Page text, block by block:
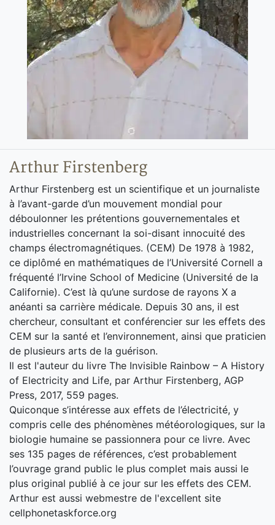
Arthur Firstenberg
Arthur Firstenberg est un scientifique et un journaliste
à l’avant-garde d’un mouvement mondial pour
déboulonner les prétentions gouvernementales et
industrielles concernant la soi-disant innocuité des
champs électromagnétiques. (CEM) De 1978 à 1982,
ce diplômé en mathématiques de l’Université Cornell a
fréquenté l’Irvine School of Medicine (Université de la
Californie). C’est là qu’une surdose de rayons X a
anéanti sa carrière médicale. Depuis 30 ans, il est
chercheur, consultant et conférencier sur les effets des
CEM sur la santé et l’environnement, ainsi que praticien
de plusieurs arts de la guérison.
Il est l'auteur du livre The Invisible Rainbow – A History
of Electricity and Life, par Arthur Firstenberg, AGP
Press, 2017, 559 pages.
Quiconque s’intéresse aux effets de l’électricité, y
compris celle des phénomènes météorologiques, sur la
biologie humaine se passionnera pour ce livre. Avec
ses 135 pages de références, c’est probablement
l’ouvrage grand public le plus complet mais aussi le
plus original publié à ce jour sur les effets des CEM.
Arthur est aussi webmestre de l'excellent site
cellphonetaskforce.org